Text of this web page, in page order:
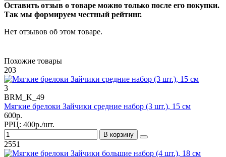
Оставить отзыв о товаре можно только после его покупки.
Так мы формируем честный рейтинг.
Нет отзывов об этом товаре.
Похожие товары
203
3
BRM_K_49
Мягкие брелоки Зайчики средние набор (3 шт.), 15 см
600р.
РРЦ: 400р./шт.
В корзину
2551